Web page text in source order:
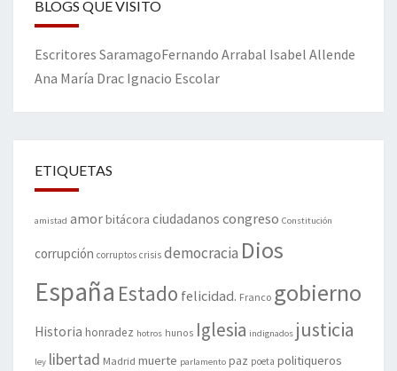
BLOGS QUE VISITO
Escritores SaramagoFernando Arrabal Isabel Allende
Ana María Drac Ignacio Escolar
ETIQUETAS
amistad amorbitácora ciudadanos congreso Constitución
corrupción corruptos crisis democracia Dios
España Estado felicidad. Franco gobierno
Historia honradez hotros hunos Iglesia indignados justicia
ley libertad Madrid muerte parlamento paz poeta politiqueros